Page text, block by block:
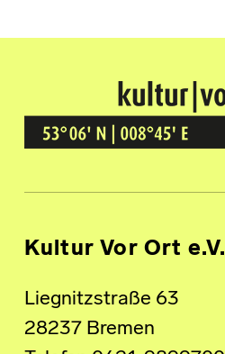
Kultur Vor Ort
BREMEN GRÖPELINGEN
Kultur Vor Ort e.V.
Liegnitzstraße 63
28237 Bremen